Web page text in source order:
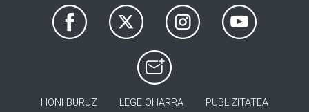
HONI BURUZ LEGE OHARRA PUBLIZITATEA